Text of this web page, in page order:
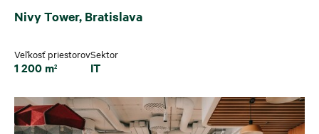
Nivy Tower, Bratislava
Veľkosť priestorov
1 200 m2
Sektor
IT